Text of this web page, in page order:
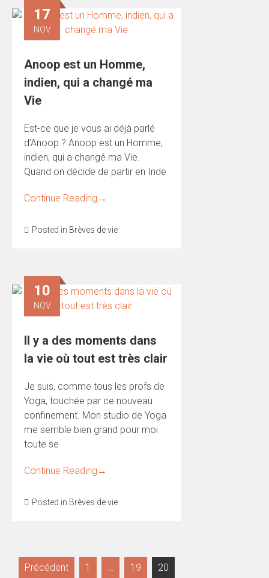
17
NOV
Anoop est un Homme,
indien, qui a changé ma
Vie
Est-ce que je vous ai déjà parlé
d’Anoop ? Anoop est un Homme,
indien, qui a changé ma Vie.
Quand on décide de partir en Inde
Continue Reading →
Posted in Brèves de vie
10
NOV
Il y a des moments dans
la vie où tout est très clair
Je suis, comme tous les profs de
Yoga, touchée par ce nouveau
confinement. Mon studio de Yoga
me semble bien grand pour moi
toute se
Continue Reading →
Posted in Brèves de vie
Précédent 1 … 19 20